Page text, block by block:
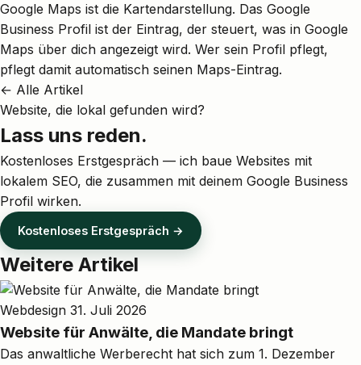
Google Maps ist die Kartendarstellung. Das Google
Business Profil ist der Eintrag, der steuert, was in Google
Maps über dich angezeigt wird. Wer sein Profil pflegt,
pflegt damit automatisch seinen Maps-Eintrag.
← Alle Artikel
Website, die lokal gefunden wird?
Lass uns reden.
Kostenloses Erstgespräch — ich baue Websites mit
lokalem SEO, die zusammen mit deinem Google Business
Profil wirken.
Kostenloses Erstgespräch →
Weitere Artikel
Webdesign 31. Juli 2026
Website für Anwälte, die Mandate bringt
Das anwaltliche Werberecht hat sich zum 1. Dezember